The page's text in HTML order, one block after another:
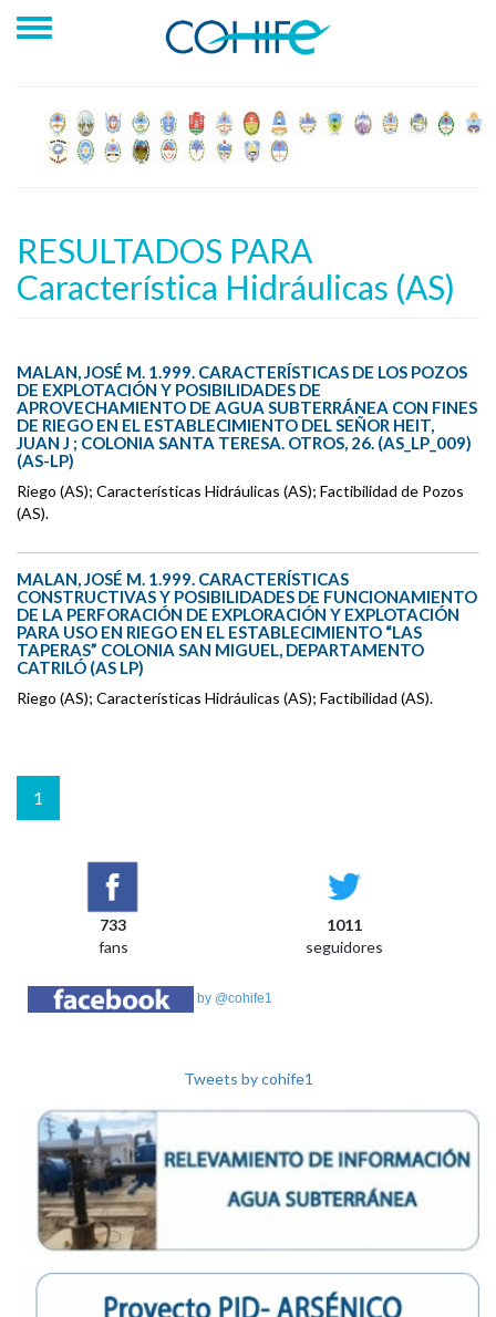
RESULTADOS PARA
Característica Hidráulicas (AS)
MALAN, JOSÉ M. 1.999. CARACTERÍSTICAS DE LOS POZOS
DE EXPLOTACIÓN Y POSIBILIDADES DE
APROVECHAMIENTO DE AGUA SUBTERRÁNEA CON FINES
DE RIEGO EN EL ESTABLECIMIENTO DEL SEÑOR HEIT,
JUAN J ; COLONIA SANTA TERESA. OTROS, 26. (AS_LP_009)
(AS-LP)
Riego (AS); Características Hidráulicas (AS); Factibilidad de Pozos
(AS).
MALAN, JOSÉ M. 1.999. CARACTERÍSTICAS
CONSTRUCTIVAS Y POSIBILIDADES DE FUNCIONAMIENTO
DE LA PERFORACIÓN DE EXPLORACIÓN Y EXPLOTACIÓN
PARA USO EN RIEGO EN EL ESTABLECIMIENTO “LAS
TAPERAS” COLONIA SAN MIGUEL, DEPARTAMENTO
CATRILÓ (AS LP)
Riego (AS); Características Hidráulicas (AS); Factibilidad (AS).
1
733
1011
fans
seguidores
by @cohife1
Tweets by cohife1